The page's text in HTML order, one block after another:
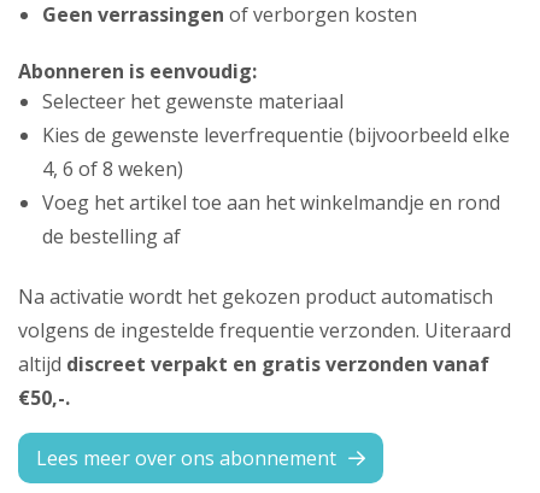
Geen verrassingen of verborgen kosten
Abonneren is eenvoudig:
Selecteer het gewenste materiaal
Kies de gewenste leverfrequentie (bijvoorbeeld elke
4, 6 of 8 weken)
Voeg het artikel toe aan het winkelmandje en rond
de bestelling af
Na activatie wordt het gekozen product automatisch
volgens de ingestelde frequentie verzonden. Uiteraard
altijd discreet verpakt en gratis verzonden vanaf
€50,-.
Lees meer over ons abonnement